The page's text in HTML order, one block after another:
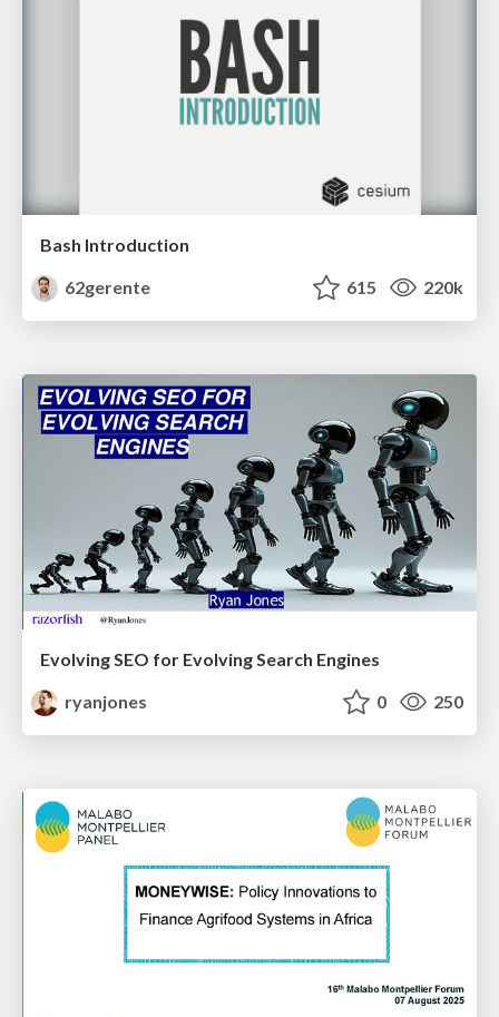
Bash Introduction
62gerente
615 220k
Evolving SEO for Evolving Search Engines
ryanjones
0 250